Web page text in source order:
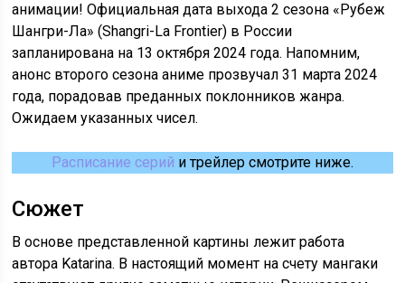
анимации! Официальная дата выхода 2 сезона «Рубеж
Шангри-Ла» (Shangri-La Frontier) в России
запланирована на 13 октября 2024 года. Напомним,
анонс второго сезона аниме прозвучал 31 марта 2024
года, порадовав преданных поклонников жанра.
Ожидаем указанных чисел.
Расписание серий и трейлер смотрите ниже.
Сюжет
В основе представленной картины лежит работа
автора Katarina. В настоящий момент на счету мангаки